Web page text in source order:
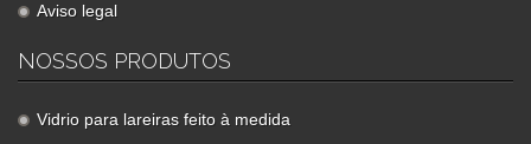
Aviso legal
NOSSOS PRODUTOS
Vidrio para lareiras feito à medida